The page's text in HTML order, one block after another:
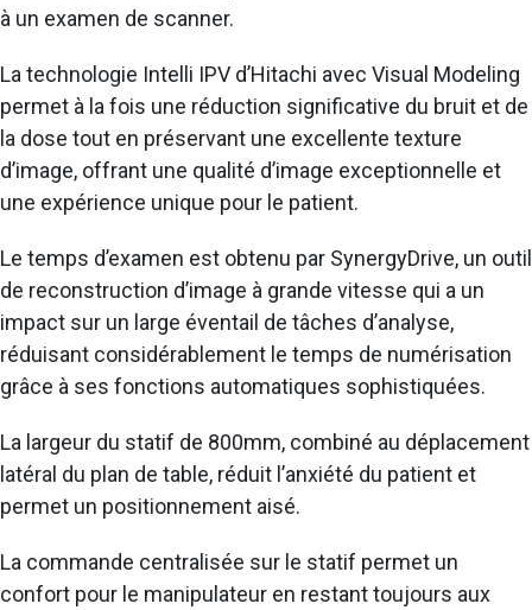
à un examen de scanner.
La technologie Intelli IPV d’Hitachi avec Visual Modeling
permet à la fois une réduction significative du bruit et de
la dose tout en préservant une excellente texture
d’image, offrant une qualité d’image exceptionnelle et
une expérience unique pour le patient.
Le temps d’examen est obtenu par SynergyDrive, un outil
de reconstruction d’image à grande vitesse qui a un
impact sur un large éventail de tâches d’analyse,
réduisant considérablement le temps de numérisation
grâce à ses fonctions automatiques sophistiquées.
La largeur du statif de 800mm, combiné au déplacement
latéral du plan de table, réduit l’anxiété du patient et
permet un positionnement aisé.
La commande centralisée sur le statif permet un
confort pour le manipulateur en restant toujours aux